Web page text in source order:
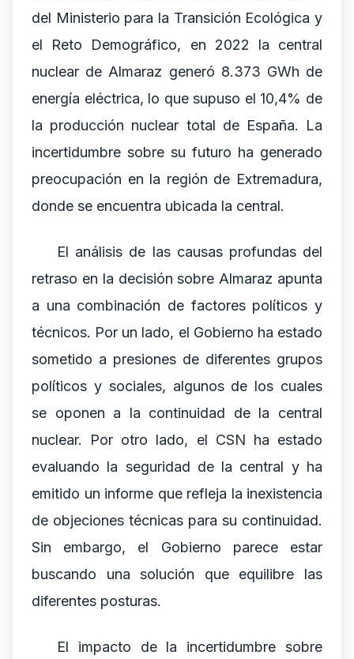
del Ministerio para la Transición Ecológica y
el Reto Demográfico, en 2022 la central
nuclear de Almaraz generó 8.373 GWh de
energía eléctrica, lo que supuso el 10,4% de
la producción nuclear total de España. La
incertidumbre sobre su futuro ha generado
preocupación en la región de Extremadura,
donde se encuentra ubicada la central.
El análisis de las causas profundas del
retraso en la decisión sobre Almaraz apunta
a una combinación de factores políticos y
técnicos. Por un lado, el Gobierno ha estado
sometido a presiones de diferentes grupos
políticos y sociales, algunos de los cuales
se oponen a la continuidad de la central
nuclear. Por otro lado, el CSN ha estado
evaluando la seguridad de la central y ha
emitido un informe que refleja la inexistencia
de objeciones técnicas para su continuidad.
Sin embargo, el Gobierno parece estar
buscando una solución que equilibre las
diferentes posturas.
El impacto de la incertidumbre sobre